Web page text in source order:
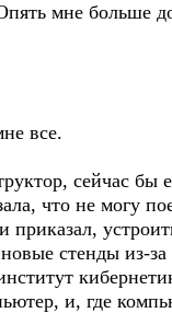
мне больше
все.
сейчас бы
что не могу
стенды из-
и, где